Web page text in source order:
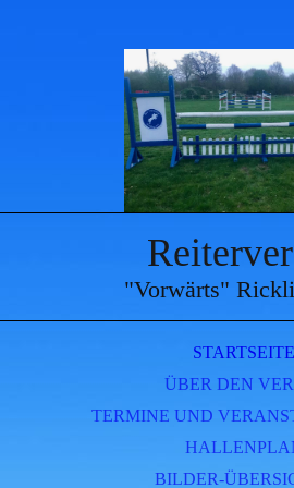
"Vorwärts"
STARTSEITE
ÜBER DEN
TERMINE UND
BILDER-